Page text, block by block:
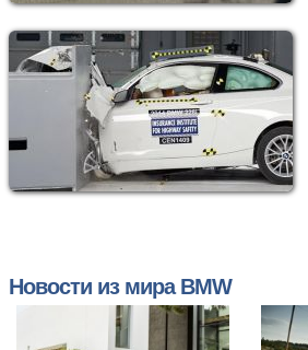
Новости из мира BMW